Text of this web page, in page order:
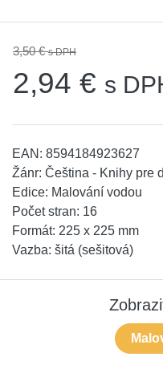
3,50 €s DPH
2,94 € s
EAN: 8594184923627
Žánr: Čeština - Knihy pre
Edice: Malování vodou
Počet stran: 16
Formát: 225 x 225 mm
Vazba: šitá (sešitová)